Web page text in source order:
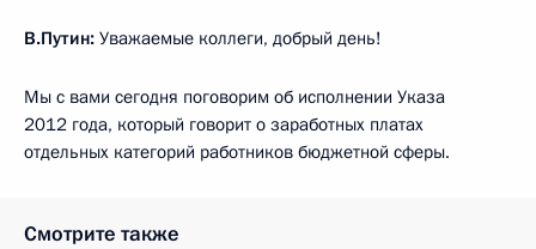
В.Путин: Уважаемые коллеги, добрый день!
Мы с вами сегодня поговорим об исполнении Указа
2012 года, который говорит о заработных платах
отдельных категорий работников бюджетной сферы.
Смотрите также